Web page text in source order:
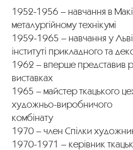
1952-1956 – навчання в
металургійному технікумі
1959-1965 – навчання у
інституті прикладного та
1962 – вперше представив
виставках
1965 – майстер ткацького
художньо-виробничого
комбінату
1970 – член Спілки
1970-1971 – керівник